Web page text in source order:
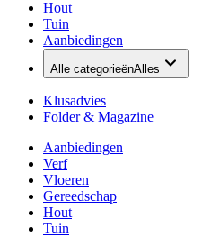
Hout
Tuin
Aanbiedingen
Alle categorieënAlles
Klusadvies
Folder & Magazine
Aanbiedingen
Verf
Vloeren
Gereedschap
Hout
Tuin